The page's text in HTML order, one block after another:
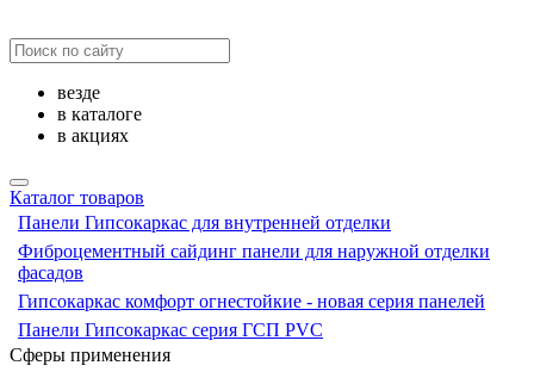
везде
в каталоге
в акциях
Каталог товаров
Панели Гипсокаркас для внутренней отделки
Фиброцементный сайдинг панели для наружной отделки
фасадов
Гипсокаркас комфорт огнестойкие - новая серия панелей
Панели Гипсокаркас серия ГСП PVC
Сферы применения